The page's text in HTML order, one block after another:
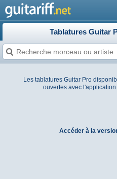
Tablatures Guitar
Les tablatures Guitar Pro
ouvertes avec l'application
Accéder à la